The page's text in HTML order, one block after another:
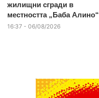
жилищни сгради в
местността „Баба Алино“
16:37 - 06/08/2026